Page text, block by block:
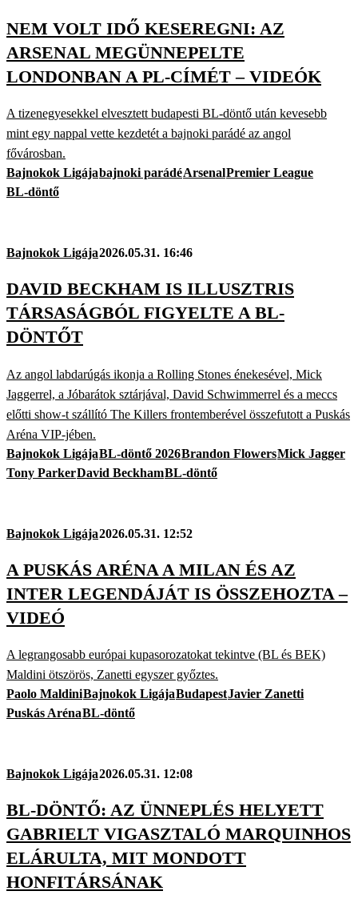
NEM VOLT IDŐ KESEREGNI: AZ
ARSENAL MEGÜNNEPELTE
LONDONBAN A PL-CÍMÉT – VIDEÓK
A tizenegyesekkel elvesztett budapesti BL-döntő után kevesebb
mint egy nappal vette kezdetét a bajnoki parádé az angol
fővárosban.
Bajnokok Ligájabajnoki parádéArsenalPremier League
BL-döntő
Bajnokok Ligája2026.05.31. 16:46
DAVID BECKHAM IS ILLUSZTRIS
TÁRSASÁGBÓL FIGYELTE A BL-
DÖNTŐT
Az angol labdarúgás ikonja a Rolling Stones énekesével, Mick
Jaggerrel, a Jóbarátok sztárjával, David Schwimmerrel és a meccs
előtti show-t szállító The Killers frontemberével összefutott a Puskás
Aréna VIP-jében.
Bajnokok LigájaBL-döntő 2026Brandon FlowersMick Jagger
Tony ParkerDavid BeckhamBL-döntő
Bajnokok Ligája2026.05.31. 12:52
A PUSKÁS ARÉNA A MILAN ÉS AZ
INTER LEGENDÁJÁT IS ÖSSZEHOZTA –
VIDEÓ
A legrangosabb európai kupasorozatokat tekintve (BL és BEK)
Maldini ötszörös, Zanetti egyszer győztes.
Paolo MaldiniBajnokok LigájaBudapestJavier Zanetti
Puskás ArénaBL-döntő
Bajnokok Ligája2026.05.31. 12:08
BL-DÖNTŐ: AZ ÜNNEPLÉS HELYETT
GABRIELT VIGASZTALÓ MARQUINHOS
ELÁRULTA, MIT MONDOTT
HONFITÁRSÁNAK